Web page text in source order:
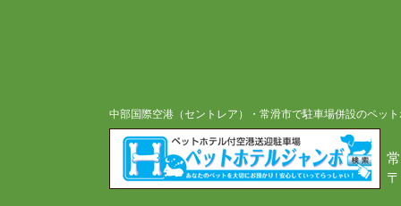
中部国際空港（セントレア）・常滑市で駐車場併設のペッ